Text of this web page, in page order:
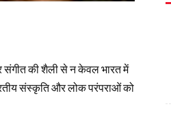
संगीत की शैली से न केवल भारत में
संस्कृति और लोक परंपराओं को